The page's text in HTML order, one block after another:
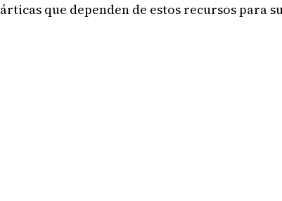
árticas que dependen de estos recursos para